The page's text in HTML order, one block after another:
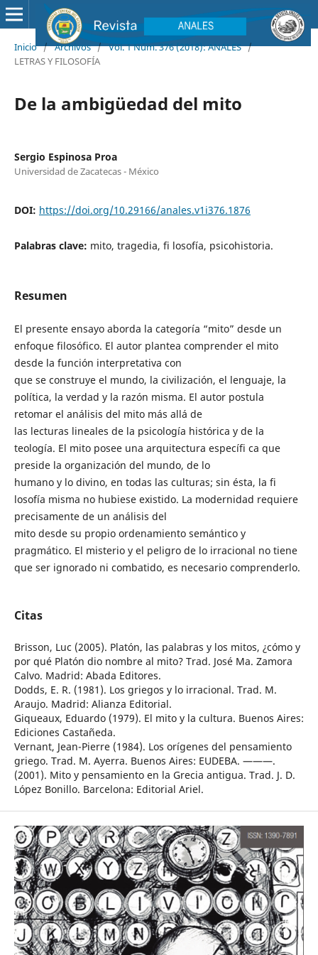
Inicio / Archivos / Vol. 1 Núm. 376 (2018): ANALES /
LETRAS Y FILOSOFÍA
De la ambigüedad del mito
Sergio Espinosa Proa
Universidad de Zacatecas - México
DOI: https://doi.org/10.29166/anales.v1i376.1876
Palabras clave: mito, tragedia, fi losofía, psicohistoria.
Resumen
El presente ensayo aborda la categoría “mito” desde un
enfoque filosófico. El autor plantea comprender el mito
desde la función interpretativa con
que se construye el mundo, la civilización, el lenguaje, la
política, la verdad y la razón misma. El autor postula
retomar el análisis del mito más allá de
las lecturas lineales de la psicología histórica y de la
teología. El mito posee una arquitectura específi ca que
preside la organización del mundo, de lo
humano y lo divino, en todas las culturas; sin ésta, la fi
losofía misma no hubiese existido. La modernidad requiere
precisamente de un análisis del
mito desde su propio ordenamiento semántico y
pragmático. El misterio y el peligro de lo irracional no tiene
que ser ignorado ni combatido, es necesario comprenderlo.
Citas
Brisson, Luc (2005). Platón, las palabras y los mitos, ¿cómo y
por qué Platón dio nombre al mito? Trad. José Ma. Zamora
Calvo. Madrid: Abada Editores.
Dodds, E. R. (1981). Los griegos y lo irracional. Trad. M.
Araujo. Madrid: Alianza Editorial.
Giqueaux, Eduardo (1979). El mito y la cultura. Buenos Aires:
Ediciones Castañeda.
Vernant, Jean-Pierre (1984). Los orígenes del pensamiento
griego. Trad. M. Ayerra. Buenos Aires: EUDEBA. ———.
(2001). Mito y pensamiento en la Grecia antigua. Trad. J. D.
López Bonillo. Barcelona: Editorial Ariel.